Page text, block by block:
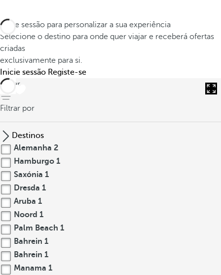
Inicie sessão para personalizar a sua experiência
Selecione o destino para onde quer viajar e receberá ofertas
criadas
exclusivamente para si.
Inicie sessão Registe-se
voltar
Filtrar por
Destinos
Alemanha 2
Hamburgo 1
Saxónia 1
Dresda 1
Aruba 1
Noord 1
Palm Beach 1
Bahrein 1
Bahrein 1
Manama 1